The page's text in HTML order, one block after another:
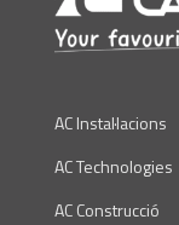
AC Instal·lacions
AC Technologies
AC Construcció